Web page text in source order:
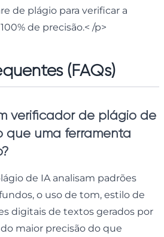
de plágio para verificar a
de precisão.< /p>
(FAQs)
verificador de plágio de
que uma ferramenta
de IA analisam padrões
o uso de tom, estilo de
digitais de textos gerados por
maior precisão do que